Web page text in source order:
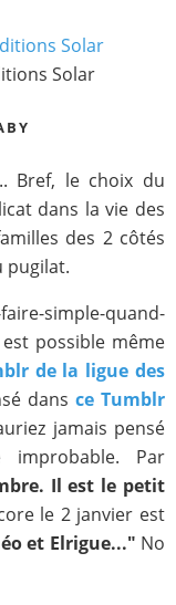
Solar
Bref, le choix du
dans la vie des
des 2 côtés
pugilat.
simple-quand-
possible même
de la ligue des
dans ce Tumblr
jamais pensé
Par
Il est le petit
le 2 janvier est
et Elrigue..." No